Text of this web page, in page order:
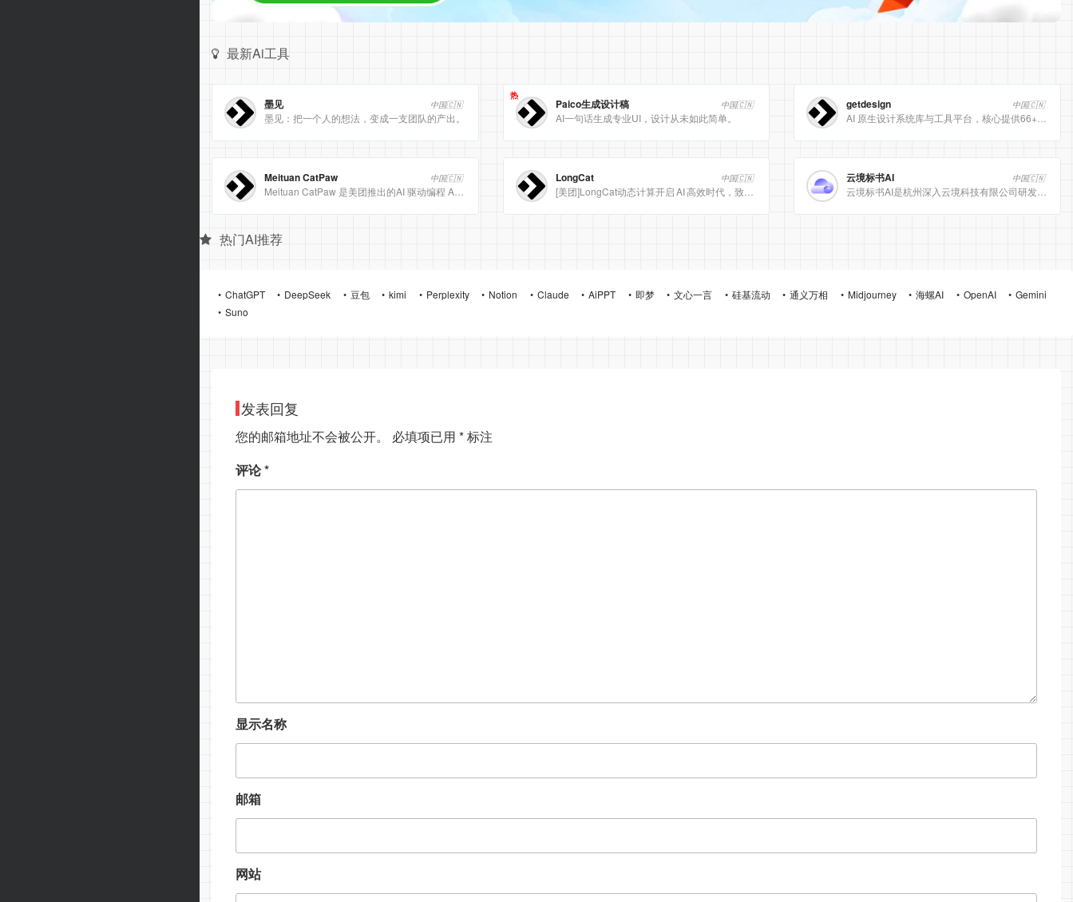
最新Ai工具
墨见 中国🇨🇳
墨见：把一个人的想法，变成一支团队的产出。
热
Paico生成设计稿 中国🇨🇳
AI一句话生成专业UI，设计从未如此简单。
getdesign 中国🇨🇳
Meituan CatPaw 中国🇨🇳 LongCat 中国🇨🇳
[美团]LongCat动态计算开启 AI 高效时代，致力于为用户提供高效、精准、多模态的人工智能服务。
云境标书AI 中国🇨🇳
热门AI推荐
ChatGPT DeepSeek 豆包 kimi Perplexity Notion Claude AiPPT 即梦 文心一言 硅基流动 通义万相 Midjourney 海螺AI OpenAI
Gemini
Suno
发表回复
您的邮箱地址不会被公开。 必填项已用 *标注
评论*
显示名称
邮箱
网站